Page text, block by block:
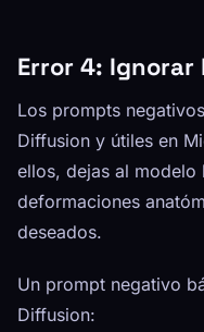
Error 4:
Los prompts
Diffusion y útiles en
ellos, dejas al
deformaciones
deseados.
Un prompt negativo
Diffusion: